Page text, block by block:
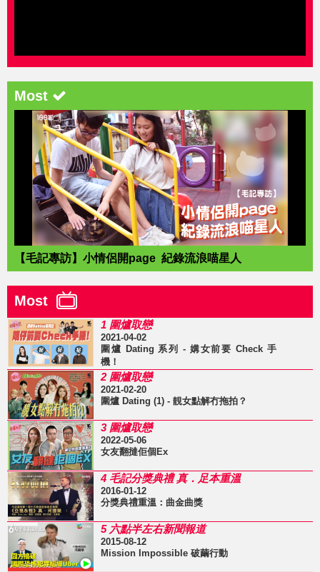
Most
【毛記專訪】小情侶開page 紀錄流浪喵星人
Most
1 圍爐取戀
2021-04-02
圍爐 Dating 系列 - 媾女前要 Check 手
機！
2 圍爐取戀
2021-02-20
圍爐 Dating (1) - 靚女點解冇拖拍？
3 圍爐取戀
2022-05-06
女友翻撻佢個Ex
4 毛記分獎典禮 真．足本重溫
2016-01-12
分獎典禮重溫：曲金曲獎
5 六點半左右新聞報道
2015-08-12
Mission Impossible 破繭行動